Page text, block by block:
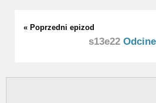
« Poprzedni epizod
s13e22